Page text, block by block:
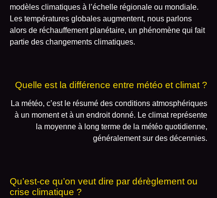
modèles climatiques à l’échelle régionale ou mondiale.
Les températures globales augmentent, nous parlons
alors de réchauffement planétaire, un phénomène qui fait
partie des changements climatiques.
Quelle est la différence entre météo et climat ?
La météo, c’est le résumé des conditions atmosphériques
à un moment et à un endroit donné. Le climat représente
la moyenne à long terme de la météo quotidienne,
généralement sur des décennies.
Qu’est-ce qu’on veut dire par dérèglement ou
crise climatique ?